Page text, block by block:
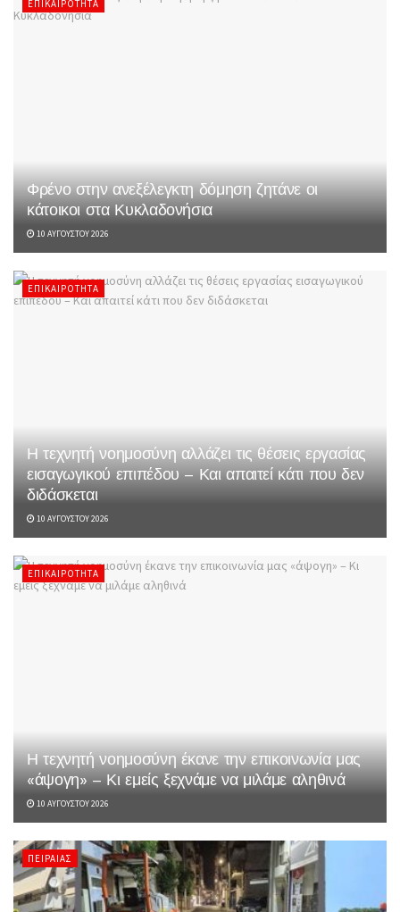
ΕΠΙΚΑΙΡΌΤΗΤΑ
Φρένο στην ανεξέλεγκτη δόμηση ζητάνε οι
κάτοικοι στα Κυκλαδονήσια
10 ΑΥΓΟΎΣΤΟΥ 2026
ΕΠΙΚΑΙΡΌΤΗΤΑ
Η τεχνητή νοημοσύνη αλλάζει τις θέσεις εργασίας
εισαγωγικού επιπέδου – Και απαιτεί κάτι που δεν
διδάσκεται
10 ΑΥΓΟΎΣΤΟΥ 2026
ΕΠΙΚΑΙΡΌΤΗΤΑ
Η τεχνητή νοημοσύνη έκανε την επικοινωνία μας
«άψογη» – Κι εμείς ξεχνάμε να μιλάμε αληθινά
10 ΑΥΓΟΎΣΤΟΥ 2026
ΠΕΙΡΑΙΆΣ